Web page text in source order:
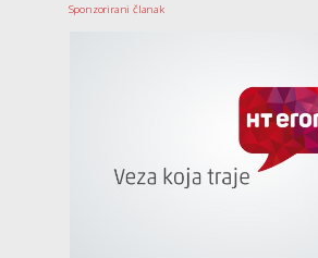
Sponzorirani članak